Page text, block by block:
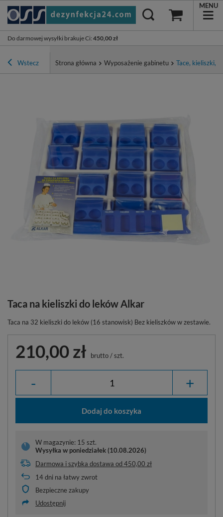
Do darmowej wysyłki brakuje Ci: 450,00 zł
MENU
Wstecz Strona główna Wyposażenie gabinetu Tace, kieliszki,
Taca na kieliszki do leków Alkar
Taca na 32 kieliszki do leków (16 stanowisk) Bez kieliszków w zestawie.
210,00 zł brutto/szt.
- +
Dodaj do koszyka
W magazynie: 15 szt.
Wysyłka w poniedziałek (10.08.2026)
Darmowa i szybka dostawa od450,00 zł
14dni na łatwy zwrot
Bezpieczne zakupy
Udostępnij